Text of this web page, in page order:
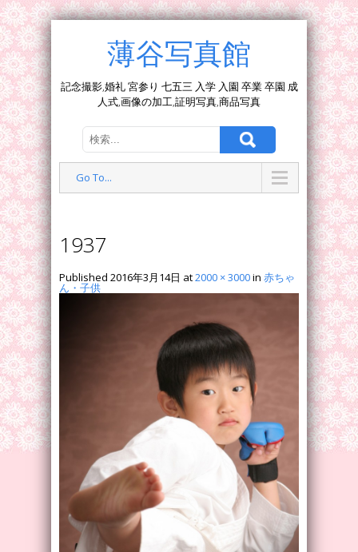
薄谷写真館
記念撮影,婚礼 宮参り 七五三 入学 入園 卒業 卒園 成
人式,画像の加工,証明写真,商品写真
Go To...
1937
Published 2016年3月14日 at2000 × 3000in 赤ちゃ
ん・子供